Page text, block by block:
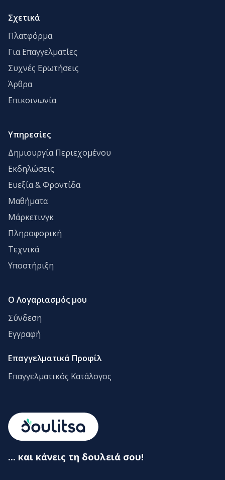
Σχετικά
Πλατφόρμα
Για Επαγγελματίες
Συχνές Ερωτήσεις
Άρθρα
Επικοινωνία
Υπηρεσίες
Δημιουργία Περιεχομένου
Εκδηλώσεις
Ευεξία & Φροντίδα
Μαθήματα
Μάρκετινγκ
Πληροφορική
Τεχνικά
Υποστήριξη
Ο Λογαριασμός μου
Σύνδεση
Εγγραφή
Επαγγελματικά Προφίλ
Επαγγελματικός Κατάλογος
... και κάνεις τη δουλειά σου!